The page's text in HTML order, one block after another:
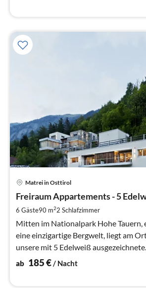
Matrei in Osttirol
Freiraum Appartements - 5
6 Gäste90 m22 Schlafzimmer
Mitten im Nationalpark Hohe Tauern,
eine einzigartige Bergwelt, liegt am Ortsrand von Matrei
unsere mit 5 Edelweiß ausgezeichnete
Appartementanlage Freiraum!
ab 185€ / Nacht